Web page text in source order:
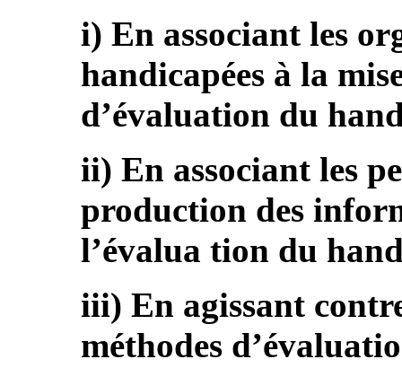
i) En associant les
handicapées à la
d’évaluation du
ii) En associant les
production des
l’évalua tion du
iii) En agissant
méthodes